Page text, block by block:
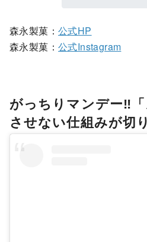
森永製菓： 公式HP
森永製菓： 公式Instagram
がっちりマンデー‼
させない仕組みが切